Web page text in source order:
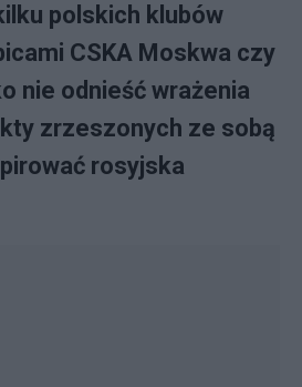
polskich klubów
CSKA Moskwa czy
nie odnieść wrażenia
zrzeszonych ze sobą
rosyjska